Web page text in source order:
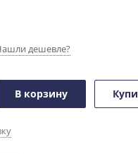
дешевле?
В корзину